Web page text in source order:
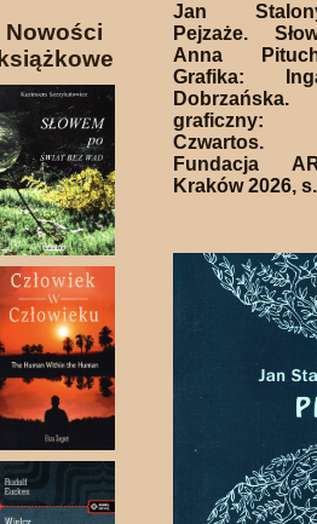
Nowości
książkowe
Jan Stalony-
Pejzaże.
Anna Pituch-
Grafika:
graficzny:
Czwartos.
Fundacja
Kraków 2026,